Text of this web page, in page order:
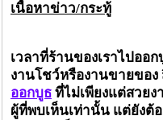
เนื้อหาข่าว/กระทู้
เวลาที่ร้านของเราไปออ
งานโชว์หรืองานขายของ
ออกบูธ ที่ไม่เพียงแต่สวย
ผู้ที่พบเห็นเท่านั้น แต่ยังต้